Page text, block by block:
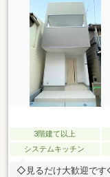
ベランダや駐車スペ
す！
3階建て以上
システムキッチン
◇見るだけ大歓迎です